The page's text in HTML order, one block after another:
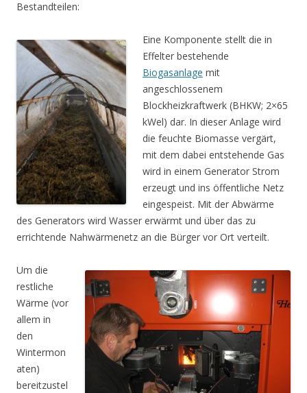
Bestandteilen:
Eine Komponente stellt die in
Effelter bestehende
Biogasanlage mit
angeschlossenem
Blockheizkraftwerk (BHKW; 2×65
kWel) dar. In dieser Anlage wird
die feuchte Biomasse vergärt,
mit dem dabei entstehende Gas
wird in einem Generator Strom
erzeugt und ins öffentliche Netz
eingespeist. Mit der Abwärme
des Generators wird Wasser erwärmt und über das zu
errichtende Nahwärmenetz an die Bürger vor Ort verteilt.
Um die
restliche
Wärme (vor
allem in
den
Wintermon
aten)
bereitzustel